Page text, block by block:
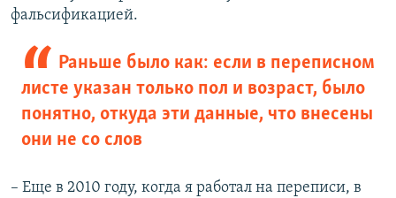
фальсификацией.
Раньше было как: если в переписном
листе указан только пол и возраст, было
понятно, откуда эти данные, что внесены
они не со слов
– Еще в 2010 году, когда я работал на переписи, в